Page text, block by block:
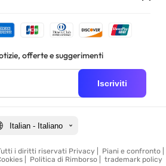
offerte e suggerimenti
Iscriviti
Italian - Italiano
i diritti riservati Privacy Piani e confronto|
| Politica di Rimborso| trademark policy